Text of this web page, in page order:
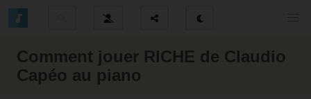
Comment jouer RICHE de Claudio
Capéo au piano